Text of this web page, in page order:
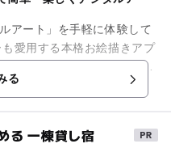
アート」を手軽に体験して
愛用する本格お絵描きアプ
コ）」を使って、 世界に一
る
る 一棟貸し宿